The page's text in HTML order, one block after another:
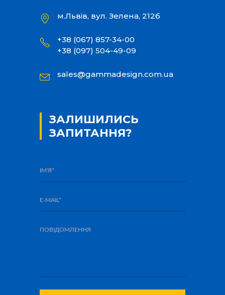
м.Львів, вул. Зелена, 212б
+38 (067) 857-34-00
+38 (097) 504-49-09
sales@gammadesign.com.ua
ЗАЛИШИЛИСЬ
ЗАПИТАННЯ?